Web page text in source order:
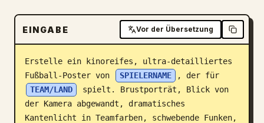
Download
Blog
Updates
EINGABE Vor der Übersetzung
Erstelle ein kinoreifes, ultra-detailliertes
Fußball-Poster von
SPIELERNAME
, der für
TEAM/LAND
spielt. Brustporträt, Blick von
der Kamera abgewandt, dramatisches
Kantenlicht in Teamfarben, schwebende Funken,